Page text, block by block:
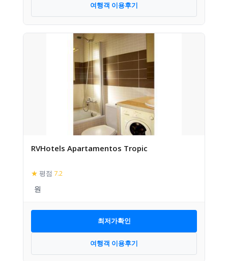
여행객 이용후기
RVHotels Apartamentos Tropic
★ 평점 7.2
최저가확인
여행객 이용후기